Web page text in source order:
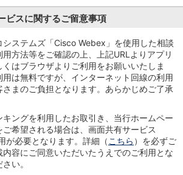
ビスに関するご留意事項
ステムズ「Cisco Webex」を使用した相談
方法等をご確認の上、上記URLよりアプリ
はブラウザよりご利用をお願いいたしま
は無料ですが、インターネット回線の利用
まのご負担となります。あらかじめご了承
ングを利用したお取引き、当行ホームペー
希望される場合は、画面共有サービス
が必要となります。詳細（ こちら ）を必ずご
容にご同意いただいたうえでのご利用とな
い。